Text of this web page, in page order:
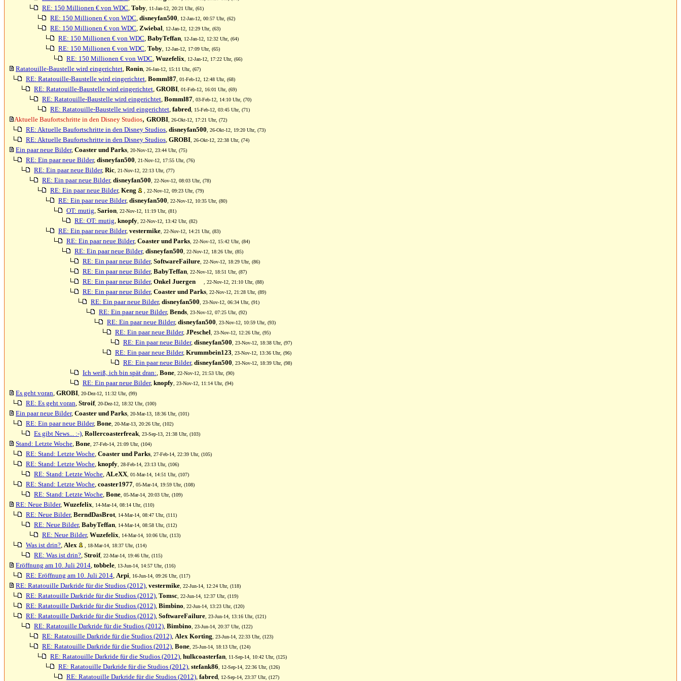
RE: 150 Millionen € von WDC, Toby , 11-Jan-12, 20:21 Uhr, (61)
RE: 150 Millionen € von WDC, disneyfan500 , 12-Jan-12, 00:57 Uhr, (62)
RE: 150 Millionen € von WDC, Zwiebal , 12-Jan-12, 12:29 Uhr, (63)
RE: 150 Millionen € von WDC, BabyTeffan , 12-Jan-12, 12:32 Uhr, (64)
RE: 150 Millionen € von WDC, Toby , 12-Jan-12, 17:09 Uhr, (65)
RE: 150 Millionen € von WDC, Wuzefelix , 12-Jan-12, 17:22 Uhr, (66)
Ratatouille-Baustelle wird eingerichtet, Ronin , 26-Jan-12, 15:11 Uhr, (67)
RE: Ratatouille-Baustelle wird eingerichtet, Bomml87 , 01-Feb-12, 12:48 Uhr, (68)
RE: Ratatouille-Baustelle wird eingerichtet, GROBI , 01-Feb-12, 16:01 Uhr, (69)
RE: Ratatouille-Baustelle wird eingerichtet, Bomml87 , 03-Feb-12, 14:10 Uhr, (70)
RE: Ratatouille-Baustelle wird eingerichtet, fabred , 15-Feb-12, 03:45 Uhr, (71)
Aktuelle Baufortschritte in den Disney Studios, GROBI , 26-Okt-12, 17:21 Uhr, (72)
RE: Aktuelle Baufortschritte in den Disney Studios, disneyfan500 , 26-Okt-12, 19:20 Uhr, (73)
RE: Aktuelle Baufortschritte in den Disney Studios, GROBI , 26-Okt-12, 22:38 Uhr, (74)
Ein paar neue Bilder, Coaster und Parks , 20-Nov-12, 23:44 Uhr, (75)
RE: Ein paar neue Bilder, disneyfan500 , 21-Nov-12, 17:55 Uhr, (76)
RE: Ein paar neue Bilder, Ric , 21-Nov-12, 22:13 Uhr, (77)
RE: Ein paar neue Bilder, disneyfan500 , 22-Nov-12, 08:03 Uhr, (78)
RE: Ein paar neue Bilder, Keng , 22-Nov-12, 09:23 Uhr, (79)
RE: Ein paar neue Bilder, disneyfan500 , 22-Nov-12, 10:35 Uhr, (80)
OT: mutig, Sarion , 22-Nov-12, 11:19 Uhr, (81)
RE: OT: mutig, knopfy , 22-Nov-12, 13:42 Uhr, (82)
RE: Ein paar neue Bilder, vestermike , 22-Nov-12, 14:21 Uhr, (83)
RE: Ein paar neue Bilder, Coaster und Parks , 22-Nov-12, 15:42 Uhr, (84)
RE: Ein paar neue Bilder, disneyfan500 , 22-Nov-12, 18:26 Uhr, (85)
RE: Ein paar neue Bilder, SoftwareFailure , 22-Nov-12, 18:29 Uhr, (86)
RE: Ein paar neue Bilder, BabyTeffan , 22-Nov-12, 18:51 Uhr, (87)
RE: Ein paar neue Bilder, Onkel Juergen , 22-Nov-12, 21:10 Uhr, (88)
RE: Ein paar neue Bilder, Coaster und Parks , 22-Nov-12, 21:28 Uhr, (89)
RE: Ein paar neue Bilder, disneyfan500 , 23-Nov-12, 06:34 Uhr, (91)
RE: Ein paar neue Bilder, Bends , 23-Nov-12, 07:25 Uhr, (92)
RE: Ein paar neue Bilder, disneyfan500 , 23-Nov-12, 10:59 Uhr, (93)
RE: Ein paar neue Bilder, JPeschel , 23-Nov-12, 12:26 Uhr, (95)
RE: Ein paar neue Bilder, disneyfan500 , 23-Nov-12, 18:38 Uhr, (97)
RE: Ein paar neue Bilder, Krummbein123 , 23-Nov-12, 13:36 Uhr, (96)
RE: Ein paar neue Bilder, disneyfan500 , 23-Nov-12, 18:39 Uhr, (98)
Ich weiß, ich bin spät dran:, Bone , 22-Nov-12, 21:53 Uhr, (90)
RE: Ein paar neue Bilder, knopfy , 23-Nov-12, 11:14 Uhr, (94)
Es geht voran, GROBI , 20-Dez-12, 11:32 Uhr, (99)
RE: Es geht voran, Stroif, 20-Dez-12, 18:32 Uhr, (100)
Ein paar neue Bilder, Coaster und Parks , 20-Mar-13, 18:36 Uhr, (101)
RE: Ein paar neue Bilder, Bone , 20-Mar-13, 20:26 Uhr, (102)
Es gibt News... :-), Rollercoasterfreak , 23-Sep-13, 21:38 Uhr, (103)
Stand: Letzte Woche, Bone , 27-Feb-14, 21:09 Uhr, (104)
RE: Stand: Letzte Woche, Coaster und Parks , 27-Feb-14, 22:39 Uhr, (105)
RE: Stand: Letzte Woche, knopfy , 28-Feb-14, 23:13 Uhr, (106)
RE: Stand: Letzte Woche, ALeXX , 01-Mar-14, 14:51 Uhr, (107)
RE: Stand: Letzte Woche, coaster1977 , 05-Mar-14, 19:59 Uhr, (108)
RE: Stand: Letzte Woche, Bone , 05-Mar-14, 20:03 Uhr, (109)
RE: Neue Bilder, Wuzefelix , 14-Mar-14, 08:14 Uhr, (110)
RE: Neue Bilder, BerndDasBrot , 14-Mar-14, 08:47 Uhr, (111)
RE: Neue Bilder, BabyTeffan , 14-Mar-14, 08:58 Uhr, (112)
RE: Neue Bilder, Wuzefelix , 14-Mar-14, 10:06 Uhr, (113)
Was ist drin?, Alex , 18-Mar-14, 18:37 Uhr, (114)
RE: Was ist drin?, Stroif, 22-Mar-14, 19:46 Uhr, (115)
Eröffnung am 10. Juli 2014, tobbele , 13-Jun-14, 14:57 Uhr, (116)
RE: Eröffnung am 10. Juli 2014, Arpi , 16-Jun-14, 09:26 Uhr, (117)
RE: Ratatouille Darkride für die Studios (2012), vestermike , 22-Jun-14, 12:24 Uhr, (118)
RE: Ratatouille Darkride für die Studios (2012), Tomsc , 22-Jun-14, 12:37 Uhr, (119)
RE: Ratatouille Darkride für die Studios (2012), Bimbino , 22-Jun-14, 13:23 Uhr, (120)
RE: Ratatouille Darkride für die Studios (2012), SoftwareFailure , 23-Jun-14, 13:16 Uhr, (121)
RE: Ratatouille Darkride für die Studios (2012), Bimbino , 23-Jun-14, 20:37 Uhr, (122)
RE: Ratatouille Darkride für die Studios (2012), Alex Korting , 23-Jun-14, 22:33 Uhr, (123)
RE: Ratatouille Darkride für die Studios (2012), Bone , 25-Jun-14, 18:13 Uhr, (124)
RE: Ratatouille Darkride für die Studios (2012), hulkcoasterfan , 11-Sep-14, 10:42 Uhr, (125)
RE: Ratatouille Darkride für die Studios (2012), stefank86 , 12-Sep-14, 22:36 Uhr, (126)
RE: Ratatouille Darkride für die Studios (2012), fabred , 12-Sep-14, 23:37 Uhr, (127)